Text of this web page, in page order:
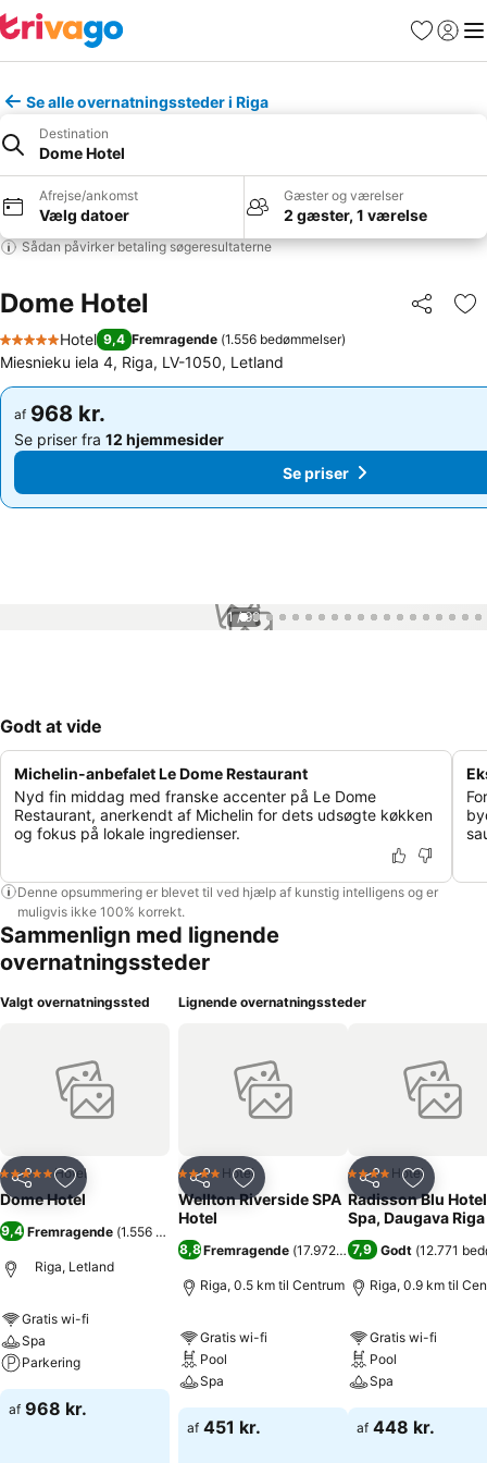
Favoritter
Log ind
Se alle overnatningssteder i Riga
Destination
Dome Hotel
Afrejse/ankomst
Vælg datoer
Gæster og værelser
2 gæster, 1 værelse
Sådan påvirker betaling søgeresultaterne
Dome Hotel Del
5 Stjerner
Hotel 9,4 Fremragende (1.556 bedømmelser)
Miesnieku iela 4, Riga, LV-1050, Letland
af 968 kr.
Se priser fra 12 hjemmesider
af 968 kr.
Se priser fra 12 hjemmesider
Se priser
1 / 99
Godt at vide
Michelin-anbefalet Le Dome Restaurant
Nyd fin middag med franske accenter på Le Dome
Restaurant, anerkendt af Michelin for dets udsøgte køkken
og fokus på lokale ingredienser.
Denne opsummering er blevet til ved hjælp af kunstig intelligens og er
muligvis ikke 100% korrekt.
Sammenlign med lignende
overnatningssteder
Valgt overnatningssted
Del Føj til favoritter
5 StjernerHotel
Dome Hotel
9,4 Fremragende (1.556 bedømmelser
Riga, Letland
Gratis wi-fi
Spa
Parkering
af 968 kr.
Lignende overnatningssteder
Del Føj til favoritter
4 StjernerHotel
Wellton Riverside SPA
Hotel
8,8Fremragende (17.972 bedømmelser)
Riga, 0.5 km til Centrum
Gratis wi-fi
Pool
Spa
af 451 kr.
Del Føj til
4 StjernerHotel
Radisson Blu
Spa, Daugava Riga
7,9 Godt (12.771
Riga, 0.9 km til
Gratis wi-fi
Pool
Spa
af 448 kr.